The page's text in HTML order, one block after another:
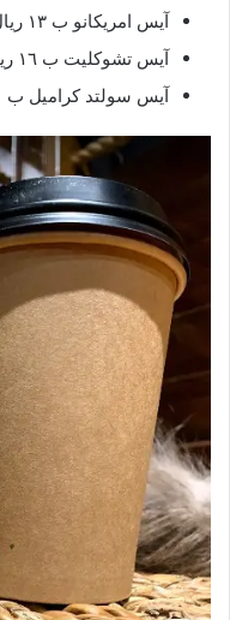
آيس امريكانو ب ١٣ ريال
آيس تشوكليت ب ١٦ ريال
آيس سولتد كراميل ب ٢٠ ريال